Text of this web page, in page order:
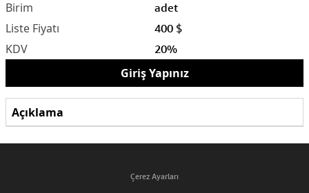
adet
400 $
20%
Giriş Yapınız
Açıklama
Çerez Ayarları